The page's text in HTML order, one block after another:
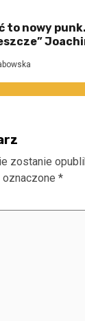
to nowy
zostanie
*